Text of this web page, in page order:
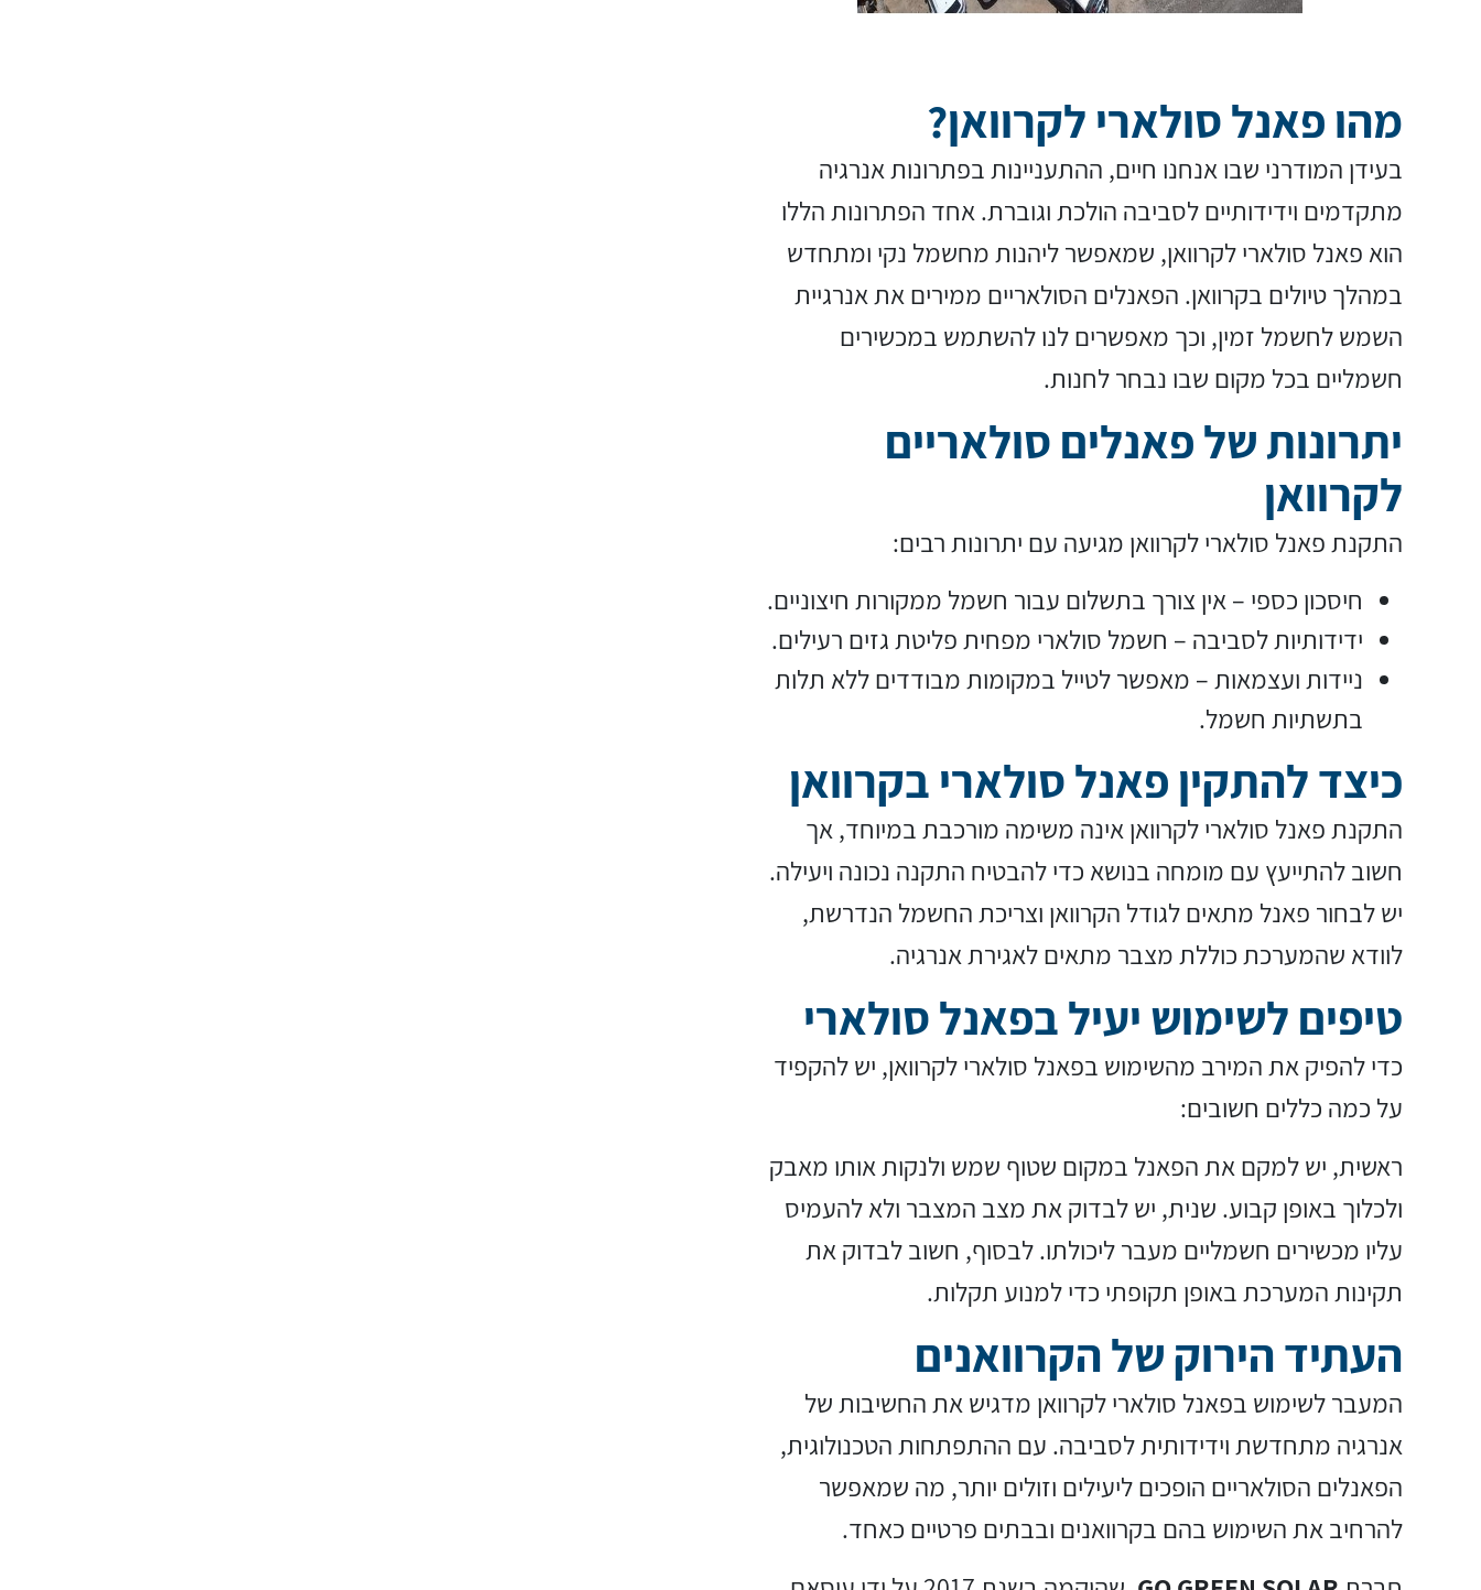
מהו פאנל סולארי לקרוואן?
בעידן המודרני שבו אנחנו חיים, ההתעניינות בפתרונות אנרגיה
מתקדמים וידידותיים לסביבה הולכת וגוברת. אחד הפתרונות הללו
הוא פאנל סולארי לקרוואן, שמאפשר ליהנות מחשמל נקי ומתחדש
במהלך טיולים בקרוואן. הפאנלים הסולאריים ממירים את אנרגיית
השמש לחשמל זמין, וכך מאפשרים לנו להשתמש במכשירים
חשמליים בכל מקום שבו נבחר לחנות.
יתרונות של פאנלים סולאריים
לקרוואן
התקנת פאנל סולארי לקרוואן מגיעה עם יתרונות רבים:
חיסכון כספי – אין צורך בתשלום עבור חשמל ממקורות חיצוניים.
ידידותיות לסביבה – חשמל סולארי מפחית פליטת גזים רעילים.
ניידות ועצמאות – מאפשר לטייל במקומות מבודדים ללא תלות
בתשתיות חשמל.
כיצד להתקין פאנל סולארי בקרוואן
התקנת פאנל סולארי לקרוואן אינה משימה מורכבת במיוחד, אך
חשוב להתייעץ עם מומחה בנושא כדי להבטיח התקנה נכונה ויעילה.
יש לבחור פאנל מתאים לגודל הקרוואן וצריכת החשמל הנדרשת,
לוודא שהמערכת כוללת מצבר מתאים לאגירת אנרגיה.
טיפים לשימוש יעיל בפאנל סולארי
כדי להפיק את המירב מהשימוש בפאנל סולארי לקרוואן, יש להקפיד
על כמה כללים חשובים:
ראשית, יש למקם את הפאנל במקום שטוף שמש ולנקות אותו מאבק
ולכלוך באופן קבוע. שנית, יש לבדוק את מצב המצבר ולא להעמיס
עליו מכשירים חשמליים מעבר ליכולתו. לבסוף, חשוב לבדוק את
תקינות המערכת באופן תקופתי כדי למנוע תקלות.
העתיד הירוק של הקרוואנים
המעבר לשימוש בפאנל סולארי לקרוואן מדגיש את החשיבות של
אנרגיה מתחדשת וידידותית לסביבה. עם ההתפתחות הטכנולוגית,
הפאנלים הסולאריים הופכים ליעילים וזולים יותר, מה שמאפשר
להרחיב את השימוש בהם בקרוואנים ובבתים פרטיים כאחד.